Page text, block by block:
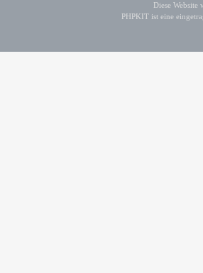
Diese
PHPKIT ist eine